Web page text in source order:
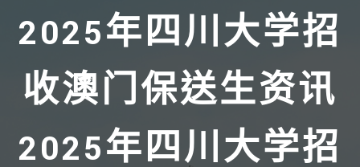
2025年四川大学招
收澳门保送生资讯
2025年四川大学招